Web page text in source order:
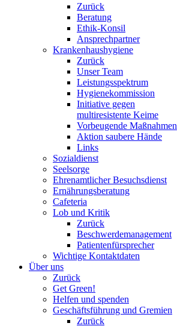
Zurück
Beratung
Ethik-Konsil
Ansprechpartner
Krankenhaushygiene
Zurück
Unser Team
Leistungsspektrum
Hygienekommission
Initiative gegen
multiresistente Keime
Vorbeugende Maßnahmen
Aktion saubere Hände
Links
Sozialdienst
Seelsorge
Ehrenamtlicher Besuchsdienst
Ernährungsberatung
Cafeteria
Lob und Kritik
Zurück
Beschwerdemanagement
Patientenfürsprecher
Wichtige Kontaktdaten
Über uns
Zurück
Get Green!
Helfen und spenden
Geschäftsführung und Gremien
Zurück